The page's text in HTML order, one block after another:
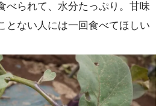
べられて、水分たっぷり。甘味
とない人には一回食べてほしい